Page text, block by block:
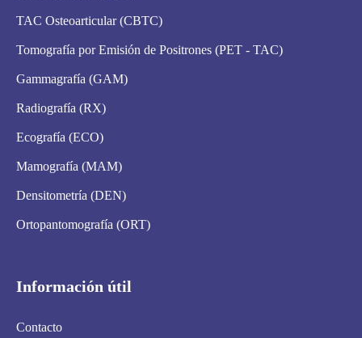
TAC Osteoarticular (CBTC)
Tomografía por Emisión de Positrones (PET - TAC)
Gammagrafía (GAM)
Radiografía (RX)
Ecografía (ECO)
Mamografía (MAM)
Densitometría (DEN)
Ortopantomografía (ORT)
Información útil
Contacto